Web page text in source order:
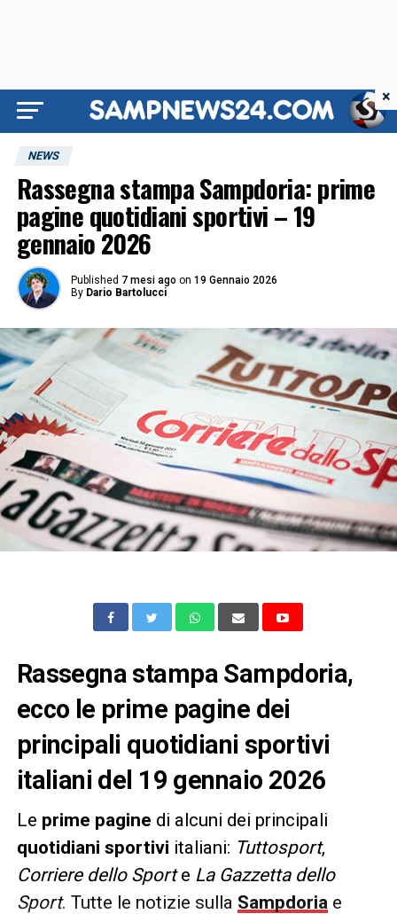
NEWS
Rassegna stampa Sampdoria: prime
pagine quotidiani sportivi – 19
gennaio 2026
Published 7 mesi ago on 19 Gennaio 2026
By Dario Bartolucci
Rassegna stampa Sampdoria,
ecco le prime pagine dei
principali quotidiani sportivi
italiani del 19 gennaio 2026
Le prime pagine di alcuni dei principali
quotidiani sportivi italiani: Tuttosport,
Corriere dello Sporte La Gazzetta dello
Sport. Tutte le notizie sulla Sampdoria e
×